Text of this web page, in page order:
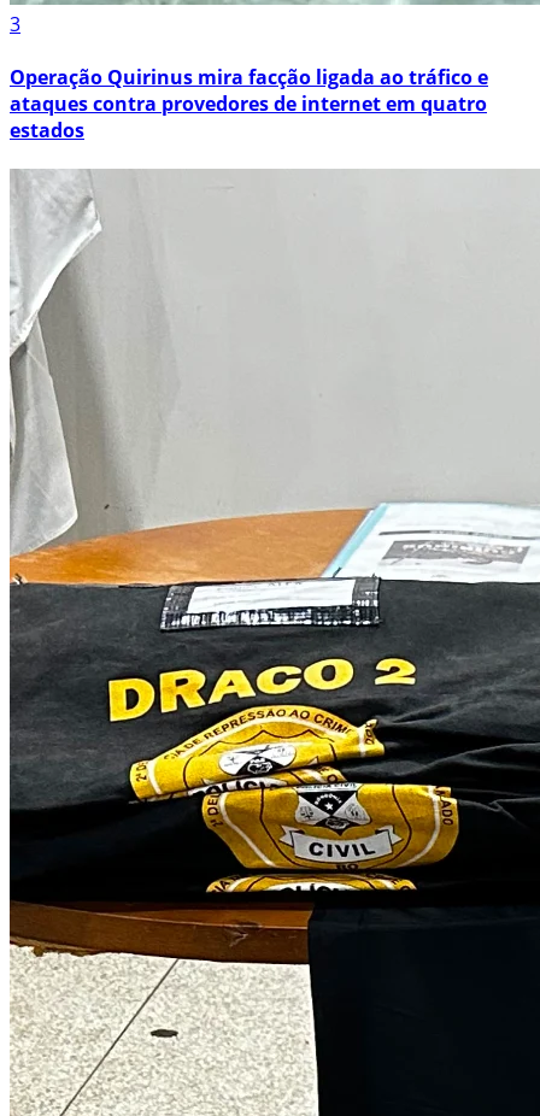
3
Operação Quirinus mira facção ligada ao tráfico e
ataques contra provedores de internet em quatro
estados